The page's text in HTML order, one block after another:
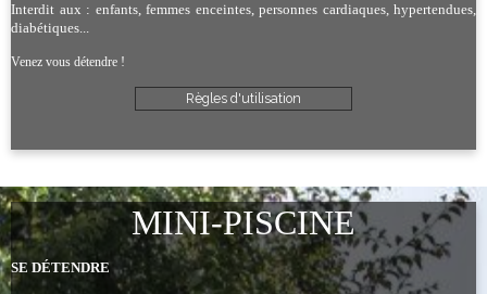
Interdit aux : enfants, femmes enceintes, personnes cardiaques, hypertendues,
diabétiques...
Venez vous détendre !
Règles d'utilisation
MINI-PISCINE
SE DÉTENDRE